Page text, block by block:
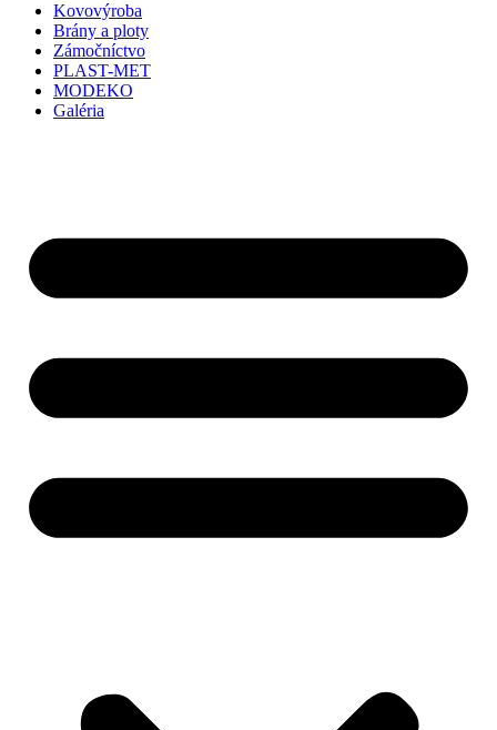
Kovovýroba
Brány a ploty
Zámočníctvo
PLAST-MET
MODEKO
Galéria